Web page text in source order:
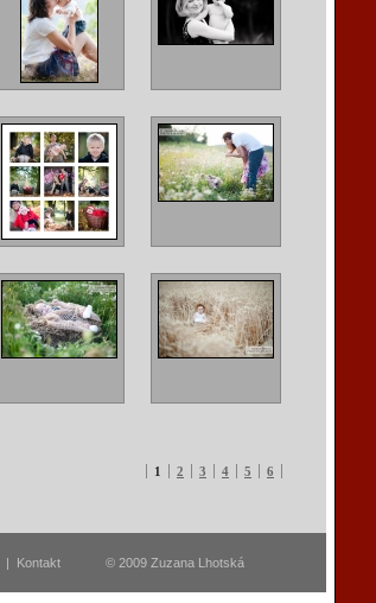
1 2 3 4 5 6
| Kontakt © 2009 Zuzana Lhotská